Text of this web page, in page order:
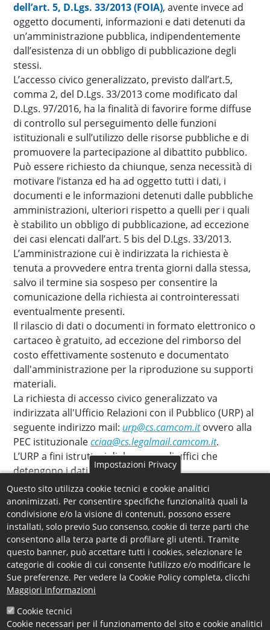
dell’art. 5, D.Lgs. 33/2013 (FOIA), avente invece ad
oggetto documenti, informazioni e dati detenuti da
un’amministrazione pubblica, indipendentemente
dall’esistenza di un obbligo di pubblicazione degli
stessi.
L’accesso civico generalizzato, previsto dall’art.5,
comma 2, del D.Lgs. 33/2013 come modificato dal
D.Lgs. 97/2016, ha la finalità di favorire forme diffuse
di controllo sul perseguimento delle funzioni
istituzionali e sull’utilizzo delle risorse pubbliche e di
promuovere la partecipazione al dibattito pubblico.
Può essere richiesto da chiunque, senza necessità di
motivare l’istanza ed ha ad oggetto tutti i dati, i
documenti e le informazioni detenuti dalle pubbliche
amministrazioni, ulteriori rispetto a quelli per i quali
è stabilito un obbligo di pubblicazione, ad eccezione
dei casi elencati dall’art. 5 bis del D.Lgs. 33/2013.
L’amministrazione cui è indirizzata la richiesta è
tenuta a provvedere entra trenta giorni dalla stessa,
salvo il termine sia sospeso per consentire la
comunicazione della richiesta ai controinteressati
eventualmente presenti.
Il rilascio di dati o documenti in formato elettronico o
cartaceo è gratuito, ad eccezione del rimborso del
costo effettivamente sostenuto e documentato
dall'amministrazione per la riproduzione su supporti
materiali.
La richiesta di accesso civico generalizzato va
indirizzata all'Ufficio Relazioni con il Pubblico (URP) al
seguente indirizzo mail: urp@cs.camcom.itovvero alla
PEC istituzionalecciaa@cs.legalmail.camcom.it.
L’URP a fini istruttori dialoga con gli uffici che
detengono i dati richiesti.
Per ulteriori approfondimenti è possibile consultare
le linee guida ANAC al seguente link:
http://www.anticorruzione.it/portal/public/classic/
ca=6666(Determinazione ANAC n. 1309 del
28/12/2016)
questa pagina.
Impostazioni Privacy
Questo sito utilizza cookie tecnici e cookie analitici
anonimizzati. Per consentire specifiche funzionalità quali la
condivisione e/o la visione di contenuti, possono essere
installati, solo previo Suo consenso, cookie di terze parti che
consentono alla terza parte di profilare gli utenti. Tramite
questo banner, può accettare tutti i cookies, selezionare le
categorie di cookie di cui consente l’utilizzo e/o modificare le
Sue preferenze. Per vedere la Cookie Policy completa, clicchi
Maggiori Informazioni
Cookie tecnici
Cookie necessari per il funzionamento del sito e cookie analitici